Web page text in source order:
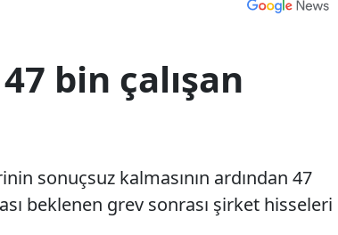
bin çalışan
sonuçsuz kalmasının ardından 47
beklenen grev sonrası şirket hisseleri